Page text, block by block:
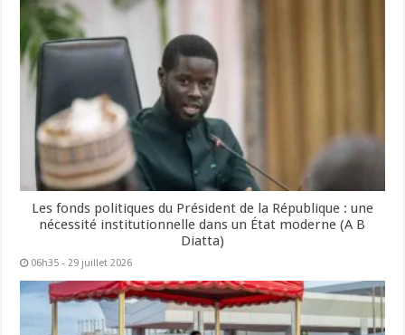
Les fonds politiques du Président de la République : une
nécessité institutionnelle dans un État moderne (A B
Diatta)
06h35 - 29 juillet 2026